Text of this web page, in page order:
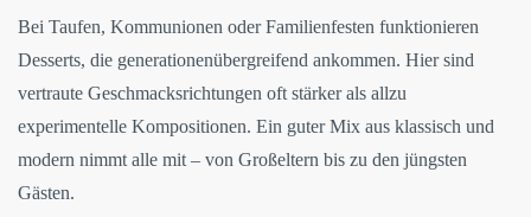
Bei Taufen, Kommunionen oder Familienfesten funktionieren
Desserts, die generationenübergreifend ankommen. Hier sind
vertraute Geschmacksrichtungen oft stärker als allzu
experimentelle Kompositionen. Ein guter Mix aus klassisch und
modern nimmt alle mit – von Großeltern bis zu den jüngsten
Gästen.